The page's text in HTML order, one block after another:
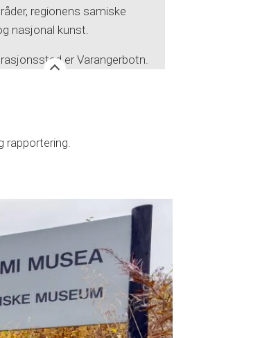
regionens samiske
nasjonal kunst.
er Varangerbotn.